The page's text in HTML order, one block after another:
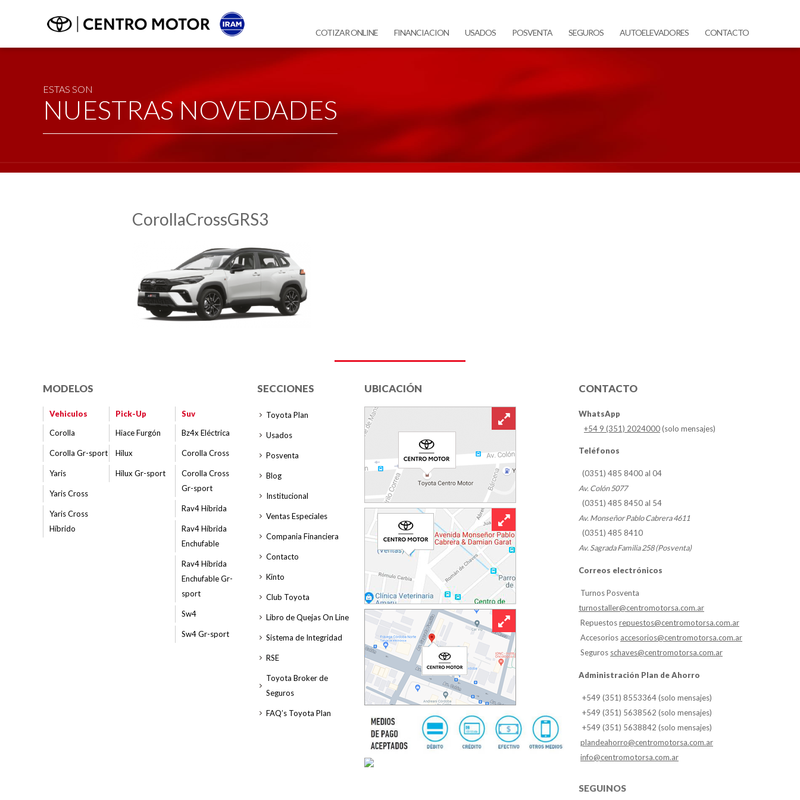
COTIZAR ONLINE FINANCIACION USADOS POSVENTA SEGUROS AUTOELEVADORES CONTACTO
ESTAS SON
NUESTRAS NOVEDADES
CorollaCrossGRS3
MODELOS
Vehiculos
Corolla
Corolla Gr-sport
Yaris
Yaris Cross
Yaris Cross
Híbrido
Pick-Up
Hiace Furgón
Hilux
Hilux Gr-sport
Suv
Bz4x Eléctrica
Corolla Cross
Corolla Cross
Gr-sport
Rav4 Híbrida
Rav4 Híbrida
Enchufable
Rav4 Híbrida
Enchufable Gr-
sport
Sw4
Sw4 Gr-sport
SECCIONES
Toyota Plan
Usados
Posventa
Blog
Institucional
Ventas Especiales
Compania Financiera
Contacto
Kinto
Club Toyota
Libro de Quejas On Line
Sistema de Integridad
RSE
Toyota Broker de
Seguros
FAQ’s Toyota Plan
UBICACIÓN CONTACTO
WhatsApp
+54 9 (351) 2024000(solo mensajes)
Teléfonos
(0351) 485 8400 al 04
Av. Colón 5077
(0351) 485 8450 al 54
Av. Monseñor Pablo Cabrera 4611
(0351) 485 8410
Av. Sagrada Familia 258 (Posventa)
Correos electrónicos
Turnos Posventa
turnostaller@centromotorsa.com.ar
Repuestosrepuestos@centromotorsa.com.ar
Accesorios accesorios@centromotorsa.com.ar
Seguros schaves@centromotorsa.com.ar
Administración Plan de Ahorro
+549 (351) 8553364 (solo mensajes)
+549 (351) 5638562 (solo mensajes)
+549 (351) 5638842 (solo mensajes)
plandeahorro@centromotorsa.com.ar
info@centromotorsa.com.ar
SEGUINOS